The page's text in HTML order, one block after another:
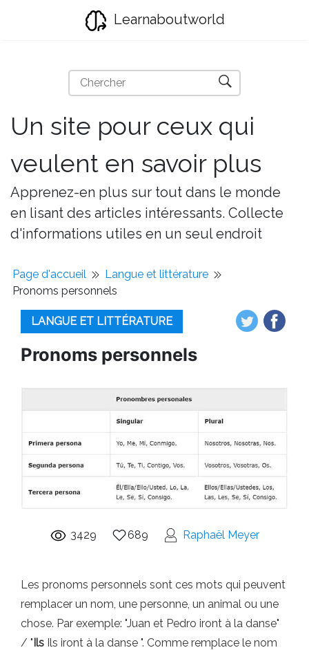
Learnaboutworld
Un site pour ceux qui
veulent en savoir plus
Apprenez-en plus sur tout dans le monde
en lisant des articles intéressants. Collecte
d'informations utiles en un seul endroit
Page d'accueil
Langue et littérature
Pronoms personnels
LANGUE ET LITTÉRATURE
Pronoms personnels
3429 689 Raphaël Meyer
Les pronoms personnels sont ces mots qui peuvent
remplacer un nom, une personne, un animal ou une
chose. Par exemple: "Juan et Pedro iront à la danse"
/ "Ils Ils iront à la danse ". Comme remplace le nom